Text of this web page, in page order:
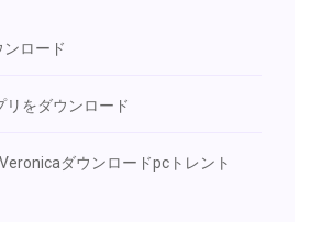
ンロード
リをダウンロード
ダウンロードpcトレント